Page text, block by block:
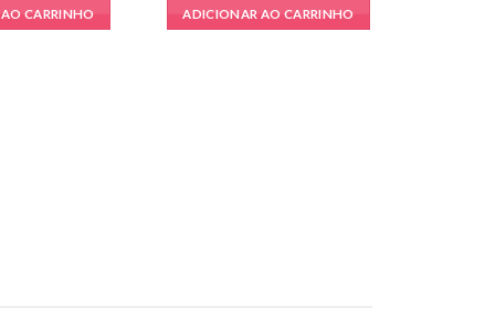
CARRINHO ADICIONAR AO CARRINHO